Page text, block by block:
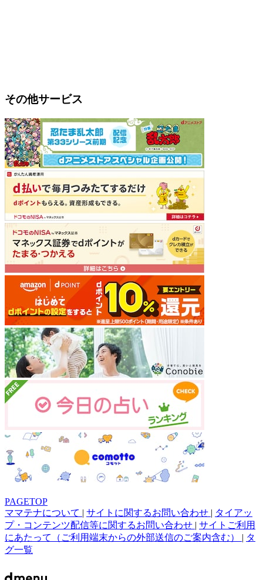
その他サービス
PAGETOP
ママテナについて | サイトに関するお問い合わせ | タイアッ
プ・コンテンツ配信等に関するお問い合わせ | サイトご利用
にあたって（ご利用端末からの外部送信のご案内含む） | タ
グ一覧